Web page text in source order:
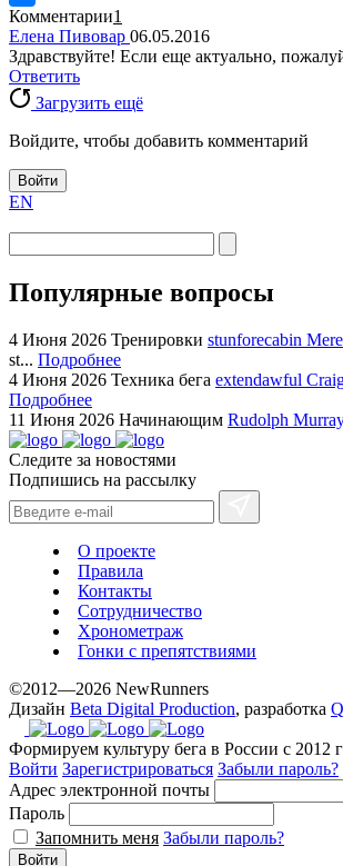
Комментарии1
Елена Пивовар 06.05.2016
Здравствуйте! Если еще актуально,
Ответить
Загрузить ещё
Войдите, чтобы добавить комментарий
Войти
EN
Популярные вопросы
4 Июня 2026 Тренировки stunforecabin
st... Подробнее
4 Июня 2026 Техника бега extendawful
Подробнее
11 Июня 2026 Начинающим Rudolph
Следите за новостями
Подпишись на рассылку
О проекте
Правила
Контакты
Сотрудничество
Хронометраж
Гонки с препятствиями
©2012—2026 NewRunners
Дизайн Beta Digital Production, разработка
Формируем культуру бега в России с 2012
Войти Зарегистрироваться Забыли пароль?
Адрес электронной почты
Пароль
Запомнить меня Забыли пароль?
Войти